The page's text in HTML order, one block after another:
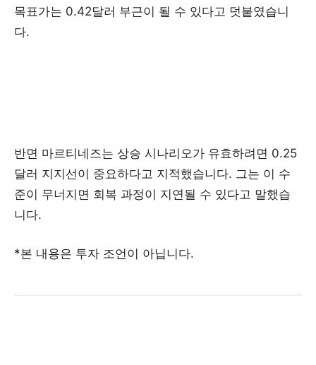
목표가는 0.42달러 부근이 될 수 있다고 덧붙였습니
다.
반면 마르티네즈는 상승 시나리오가 유효하려면 0.25
달러 지지선이 중요하다고 지적했습니다. 그는 이 수
준이 무너지면 회복 과정이 지연될 수 있다고 말했습
니다.
*본 내용은 투자 조언이 아닙니다.